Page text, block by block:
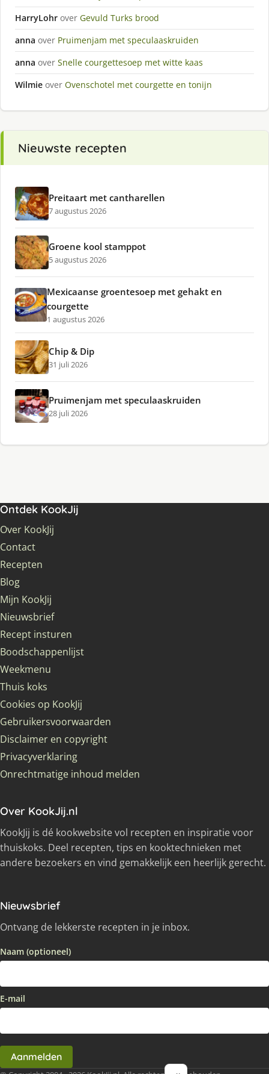
HarryLohr over Gevuld Turks brood
anna over Pruimenjam met speculaaskruiden
anna over Snelle courgettesoep met witte kaas
Wilmie over Ovenschotel met courgette en tonijn
Nieuwste recepten
Preitaart met cantharellen
7 augustus 2026
Groene kool stamppot
5 augustus 2026
Mexicaanse groentesoep met gehakt en
courgette
1 augustus 2026
Chip & Dip
31 juli 2026
Pruimenjam met speculaaskruiden
28 juli 2026
Ontdek KookJij
Over KookJij
Contact
Recepten
Blog
Mijn KookJij
Nieuwsbrief
Recept insturen
Boodschappenlijst
Weekmenu
Thuis koks
Cookies op KookJij
Gebruikersvoorwaarden
Disclaimer en copyright
Privacyverklaring
Onrechtmatige inhoud melden
Over KookJij.nl
KookJij is dé kookwebsite vol recepten en inspiratie voor
thuiskoks. Deel recepten, tips en kooktechnieken met
andere bezoekers en vind gemakkelijk een heerlijk gerecht.
Nieuwsbrief
Ontvang de lekkerste recepten in je inbox.
Naam (optioneel)
E-mail
Aanmelden